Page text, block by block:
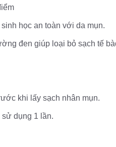
học an toàn với da mụn.
đen giúp loại bỏ sạch tế
khi lấy sạch nhân mụn.
dụng 1 lần.